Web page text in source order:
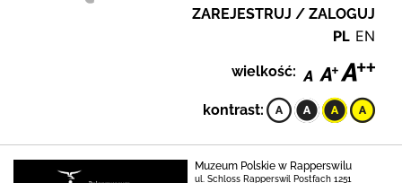
ZAREJESTRUJ / ZALOGUJ
PL EN
wielkość:
kontrast:
Muzeum Polskie w Rapperswilu
ul. Schloss Rapperswil Postfach 1251